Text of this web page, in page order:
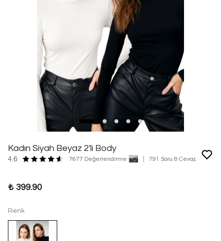
Kadın Siyah Beyaz 2'li Body
4.6 7677 Değerlendirme 791 Soru & Cevap
₺ 399.90
Renk